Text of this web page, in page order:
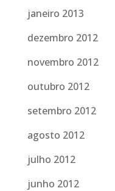
janeiro 2013
dezembro 2012
novembro 2012
outubro 2012
setembro 2012
agosto 2012
julho 2012
junho 2012